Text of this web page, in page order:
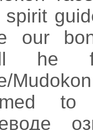
spirit
our
he
to